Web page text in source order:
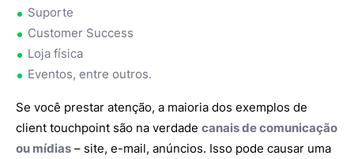
Suporte
Customer Success
Loja física
Eventos, entre outros.
Se você prestar atenção, a maioria dos exemplos de
client touchpoint são na verdade canais de comunicação
ou mídias – site, e-mail, anúncios. Isso pode causar uma